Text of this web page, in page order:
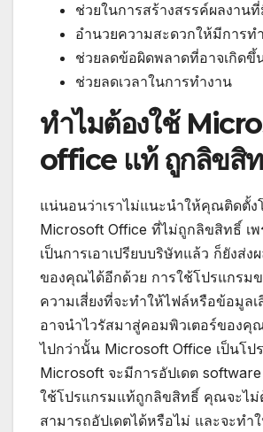
ช่วยในการสร้างสรรค์ผลงาน
อำนวยความสะดวกให้มีการท
ช่วยลดข้อผิดพลาดที่อาจเกิดขึ้
ช่วยลดเวลาในการทำงาน
ทำไมต้องใช้
office แท้ ถูกลิขสิ
แน่นอนว่าเราไม่แนะนำให้คุณติดตั้ง
Microsoft Office ที่ไม่ถูกลิขสิทธิ์ เพ
เป็นการเอาเปรียบบริษัทแล้ว ก็ยังส่ง
ของคุณได้อีกด้วย การใช้โปรแกรม
ความเสี่ยงที่จะทำให้ไฟล์หรือข้อมูลเ
อาจนำไวรัสมาสู่คอมพิวเตอร์ของคุ
ไปกว่านั้น Microsoft Office เป็นโป
Microsoft จะมีการอัปเดต
ใช้โปรแกรมแท้ถูกลิขสิทธิ์ คุณจะไม่
สามารถอัปเดตได้หรือไม่ และจะทำ